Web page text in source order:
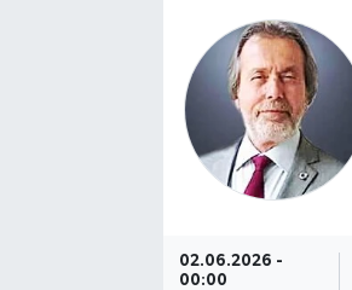
02.06.2026 -
00:00
Kültür - Sanat
Lider Haber TV Canlı Yayın izle